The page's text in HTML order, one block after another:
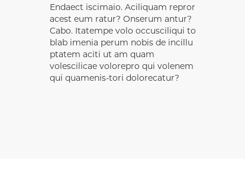
Endaect iscimaio. Aciliquam repror
acest eum ratur? Onserum antur?
Cabo. Itatempe volo occusciliqui to
blab imenia perum nobis de incillu
ptatem aciti ut am quam
volescilicae volorepro qui volenem
qui quamenis-tori dolorecatur?